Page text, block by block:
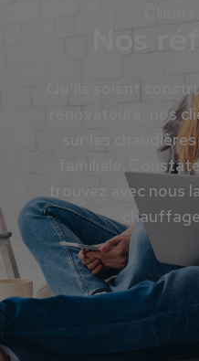
Nos
Qu’ils soient
rénovateurs, nos
sur les
familiale.
trouvez avec nous